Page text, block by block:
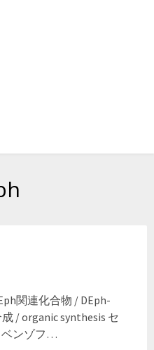
関連化合物 / DEph-
/ organic synthesis セ
ベンゾフ…